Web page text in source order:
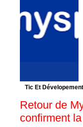
Tic Et Dévelopement
Retour de
confirment